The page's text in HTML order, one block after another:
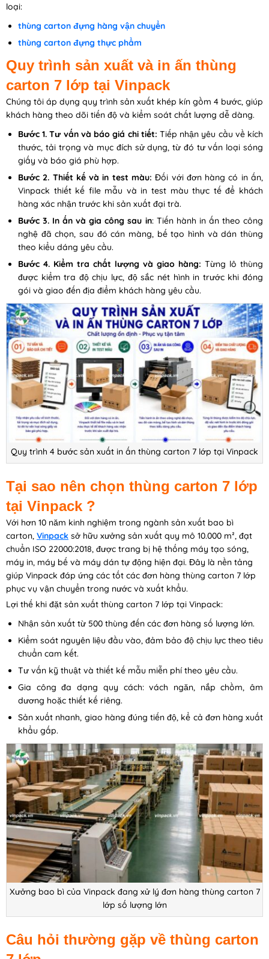
loại:
thùng carton đựng hàng vận chuyển
thùng carton đựng thực phẩm
Quy trình sản xuất và in ấn thùng
carton 7 lớp tại Vinpack
Chúng tôi áp dụng quy trình sản xuất khép kín gồm 4 bước, giúp
khách hàng theo dõi tiến độ và kiểm soát chất lượng dễ dàng.
Bước 1. Tư vấn và báo giá chi tiết: Tiếp nhận yêu cầu về kích
thước, tải trọng và mục đích sử dụng, từ đó tư vấn loại sóng
giấy và báo giá phù hợp.
Bước 2. Thiết kế và in test màu:Đối với đơn hàng có in ấn,
Vinpack thiết kế file mẫu và in test màu thực tế để khách
hàng xác nhận trước khi sản xuất đại trà.
Bước 3. In ấn và gia công sau in: Tiến hành in ấn theo công
nghệ đã chọn, sau đó cán màng, bế tạo hình và dán thùng
theo kiểu dáng yêu cầu.
Bước 4. Kiểm tra chất lượng và giao hàng: Từng lô thùng
được kiểm tra độ chịu lực, độ sắc nét hình in trước khi đóng
gói và giao đến địa điểm khách hàng yêu cầu.
Quy trình 4 bước sản xuất in ấn thùng carton 7 lớp tại Vinpack
Tại sao nên chọn thùng carton 7 lớp
tại Vinpack ?
Với hơn 10 năm kinh nghiệm trong ngành sản xuất bao bì
carton, Vinpack sở hữu xưởng sản xuất quy mô 10.000 m², đạt
chuẩn ISO 22000:2018, được trang bị hệ thống máy tạo sóng,
máy in, máy bế và máy dán tự động hiện đại. Đây là nền tảng
giúp Vinpack đáp ứng các tốt các đơn hàng thùng carton 7 lớp
phục vụ vận chuyển trong nước và xuất khẩu.
Lợi thế khi đặt sản xuất thùng carton 7 lớp tại Vinpack:
Nhận sản xuất từ 500 thùng đến các đơn hàng số lượng lớn.
Kiểm soát nguyên liệu đầu vào, đảm bảo độ chịu lực theo tiêu
chuẩn cam kết.
Tư vấn kỹ thuật và thiết kế mẫu miễn phí theo yêu cầu.
Gia công đa dạng quy cách: vách ngăn, nắp chồm, âm
dương hoặc thiết kế riêng.
Sản xuất nhanh, giao hàng đúng tiến độ, kể cả đơn hàng xuất
khẩu gấp.
Xưởng bao bì của Vinpack đang xử lý đơn hàng thùng carton 7
lớp số lượng lớn
Câu hỏi thường gặp về thùng carton